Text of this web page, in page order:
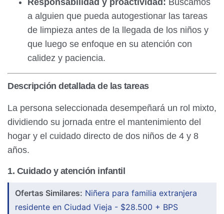
Responsabilidad y proactividad: Buscamos
a alguien que pueda autogestionar las tareas
de limpieza antes de la llegada de los niños y
que luego se enfoque en su atención con
calidez y paciencia.
Descripción detallada de las tareas
La persona seleccionada desempeñará un rol mixto,
dividiendo su jornada entre el mantenimiento del
hogar y el cuidado directo de dos niños de 4 y 8
años.
1. Cuidado y atención infantil
Ofertas Similares: Niñera para familia extranjera
residente en Ciudad Vieja - $28.500 + BPS